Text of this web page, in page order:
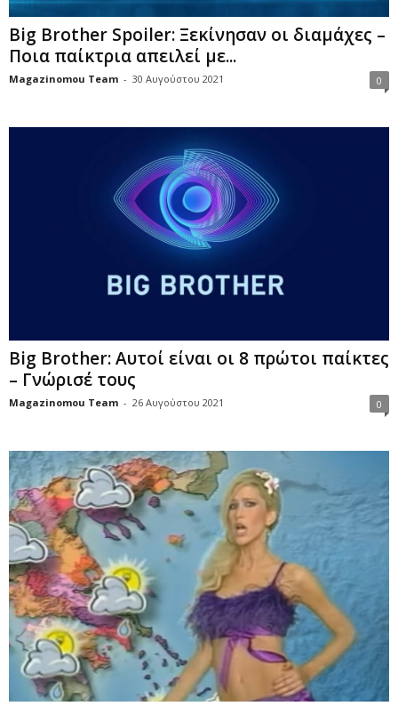
Big Brother Spoiler: Ξεκίνησαν οι διαμάχες –
Ποια παίκτρια απειλεί με...
Magazinomou Team - 30 Αυγούστου 2021 0
Big Brother: Αυτοί είναι οι 8 πρώτοι παίκτες
– Γνώρισέ τους
Magazinomou Team - 26 Αυγούστου 2021 0